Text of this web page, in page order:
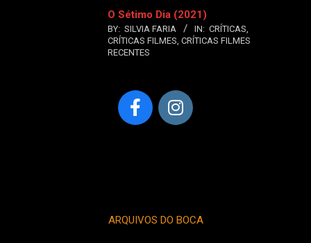
O Sétimo Dia (2021)
BY: SILVIA FARIA IN: CRÍTICAS,
CRÍTICAS FILMES, CRÍTICAS FILMES
RECENTES
ARQUIVOS DO BOCA